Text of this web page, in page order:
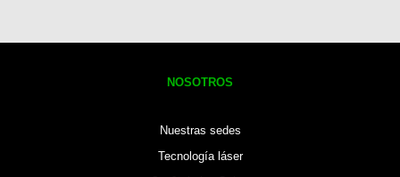
NOSOTROS
Nuestras sedes
Tecnología láser